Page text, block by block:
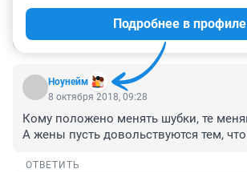
Ноунейм
Подробнее в профиле
8 октября 2018, 09:28
Кому положено менять шубки, те
А жены пусть довольствуются тем,
ОТВЕТИТЬ